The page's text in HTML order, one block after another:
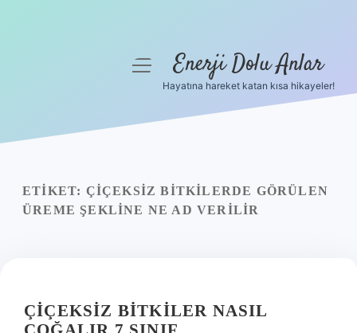
Yasal Uyarı
menüyüEnerji Dolu Anlar
Hayatına hareket katan kısa hikayeler!
ETIKET: ÇIÇEKSIZ BITKILERDE GÖRÜLEN
ÜREME ŞEKLINE NE AD VERILIR
ÇIÇEKSIZ BITKILER NASIL